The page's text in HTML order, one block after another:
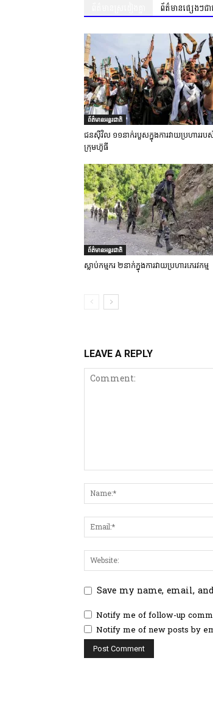
ព័ត៌មានផ្សេងៗជ
ព័ត៌មានអន្តរជាតិ
ជនស៊ីវិល ១១នាក់របួសក្នុងការវាយប្រហាររប
ក្រុមហ៊ូធី
ព័ត៌មានអន្តរជាតិ
ស្លាប់កម្មករ ២នាក់ក្នុងការវាយប្រហារភេរវកម្ម
LEAVE A REPLY
Save my name, email,
Notify me of follow-up
Notify me of new posts by